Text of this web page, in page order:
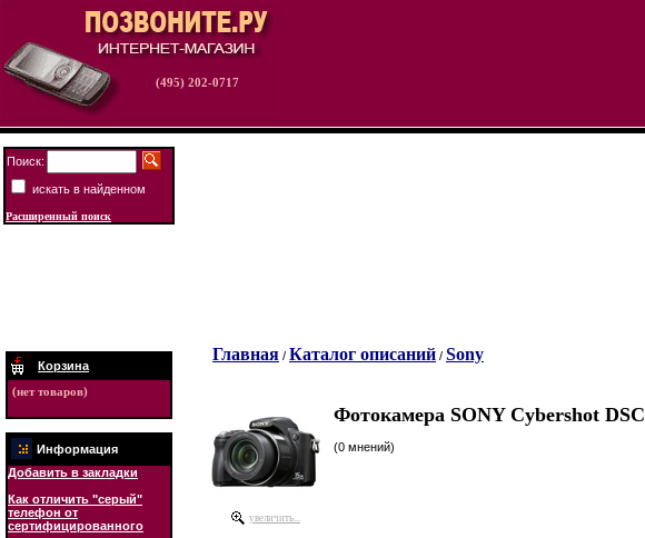
(495) 202-0717
Поиск:
искать в найденном
Расширенный поиск
Корзина
(нет товаров)
Информация
Добавить в закладки
Как отличить "серый"
телефон от
сертифицированного
Главная / Каталог описаний / Sony
увеличить...
Фотокамера SONY Cybershot
(0 мнений)